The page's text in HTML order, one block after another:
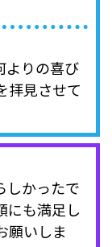
よりの喜び
拝見させて
しかったで
にも満足し
願いしま